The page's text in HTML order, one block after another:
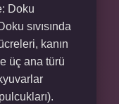
Doku
sıvısında
kanın
üç ana türü